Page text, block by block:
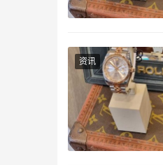
资讯